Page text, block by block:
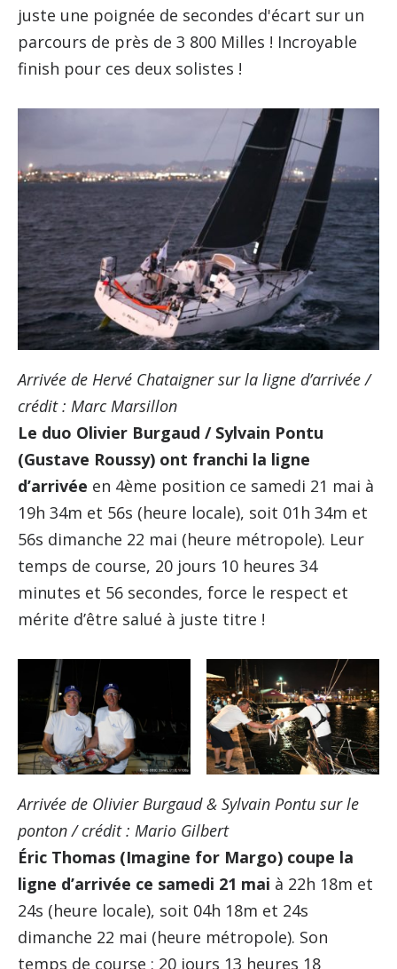
juste une poignée de secondes d'écart sur un
parcours de près de 3 800 Milles ! Incroyable
finish pour ces deux solistes !
Arrivée de Hervé Chataigner sur la ligne d’arrivée /
crédit : Marc Marsillon
Le duo Olivier Burgaud / Sylvain Pontu
(Gustave Roussy) ont franchi la ligne
d’arrivée en 4ème position ce samedi 21 mai à
19h 34m et 56s (heure locale), soit 01h 34m et
56s dimanche 22 mai (heure métropole). Leur
temps de course, 20 jours 10 heures 34
minutes et 56 secondes, force le respect et
mérite d’être salué à juste titre !
Arrivée de Olivier Burgaud & Sylvain Pontu sur le
ponton / crédit : Mario Gilbert
Éric Thomas (Imagine for Margo) coupe la
ligne d’arrivée ce samedi 21 mai à 22h 18m et
24s (heure locale), soit 04h 18m et 24s
dimanche 22 mai (heure métropole). Son
temps de course : 20 jours 13 heures 18